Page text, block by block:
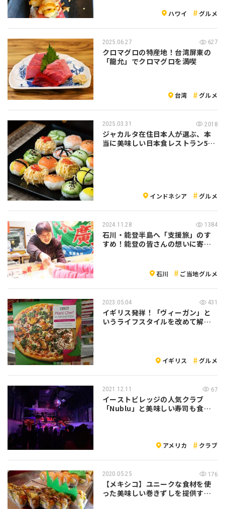
ハワイ グルメ
2025.06.27 627
クロマグロの特産地！台湾屏東の
「龍允」でクロマグロを満喫
台湾 グルメ
2025.03.31 2018
ジャカルタ在住日本人が選ぶ、本
当に美味しい日本食レストラン5
インドネシア グルメ
2024.11.28 1384
石川・能登半島へ「支援旅」のす
すめ！能登の皆さんの想いに寄り
石川 ご当地グルメ
2023.05.04 431
イギリス発祥！「ヴィーガン」と
いうライフスタイルを改めて解説
イギリス グルメ
2021.12.11 67
イーストビレッジの人気クラブ
「Nublu」と美味しい寿司も食べ
アメリカ クラブ
2020.05.25 176
【メキシコ】ユニークな食材を使
った美味しい巻きずしを提供する